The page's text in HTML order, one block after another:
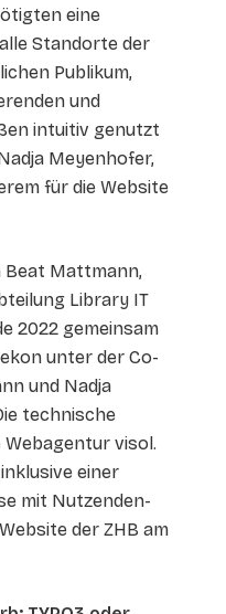
eine
Standorte der
Publikum,
und
intuitiv genutzt
Meyenhofer,
für die Website
Beat Mattmann,
Library IT
2022 gemeinsam
unter der Co-
und Nadja
technische
visol.
einer
mit Nutzenden-
der ZHB am